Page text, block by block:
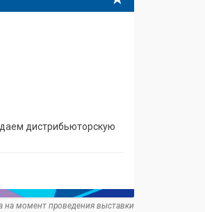
дистрибьюторскую
на момент проведения выставки